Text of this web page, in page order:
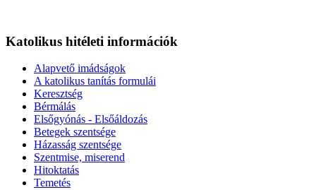
Katolikus hitéleti információk
Alapvető imádságok
A katolikus tanítás formulái
Keresztség
Bérmálás
Elsőgyónás - Elsőáldozás
Betegek szentsége
Házasság szentsége
Szentmise, miserend
Hitoktatás
Temetés